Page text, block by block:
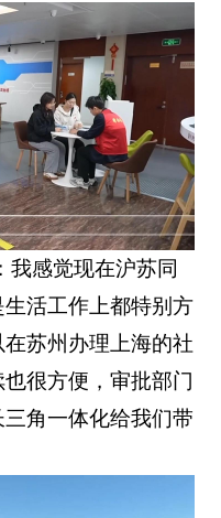
我感觉现在沪苏同
活工作上都特别方
苏州办理上海的社
很方便，审批部门
角一体化给我们带